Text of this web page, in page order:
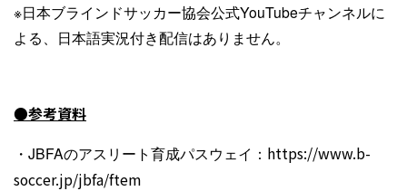
※日本ブラインドサッカー協会公式YouTubeチャンネルに
よる、日本語実況付き配信はありません。
●参考資料
・JBFAのアスリート育成パスウェイ： https://www.b-
soccer.jp/jbfa/ftem